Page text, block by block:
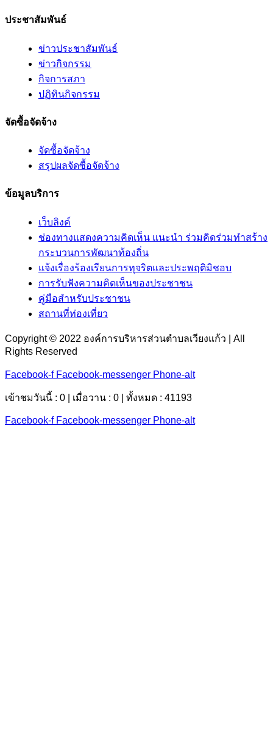
ประชาสัมพันธ์
ข่าวประชาสัมพันธ์
ข่าวกิจกรรม
กิจการสภา
ปฏิทินกิจกรรม
จัดซื้อจัดจ้าง
จัดซื้อจัดจ้าง
สรุปผลจัดซื้อจัดจ้าง
ข้อมูลบริการ
เว็บลิงค์
ช่องทางแสดงความคิดเห็น แนะนำ ร่วมคิดร่วมทำสร้าง
กระบวนการพัฒนาท้องถิ่น
แจ้งเรื่องร้องเรียนการทุจริตและประพฤติมิชอบ
การรับฟังความคิดเห็นของประชาชน
คู่มือสำหรับประชาชน
สถานที่ท่องเที่ยว
Copyright © 2022 องค์การบริหารส่วนตำบลเวียงแก้ว | All
Rights Reserved
Facebook-f Facebook-messenger Phone-alt
เข้าชมวันนี้ : 0 | เมื่อวาน : 0 | ทั้งหมด : 41193
Facebook-f Facebook-messenger Phone-alt